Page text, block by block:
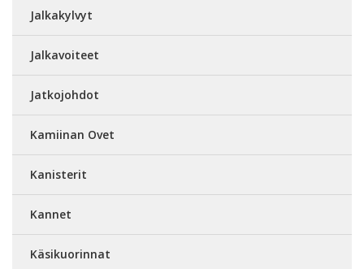
Jalkakylvyt
Jalkavoiteet
Jatkojohdot
Kamiinan Ovet
Kanisterit
Kannet
Käsikuorinnat